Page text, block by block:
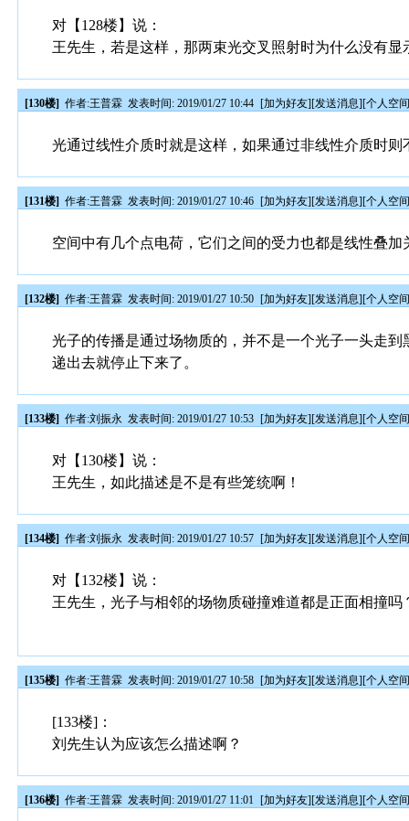
对【128楼】说：
王先生，若是这样，那两束光交叉照射时为什么没有显
[130楼] 作者:王普霖 发表时间: 2019/01/27 10:44 [加为好友][发送消息][个人空
光通过线性介质时就是这样，如果通过非线性介质时则
[131楼] 作者:王普霖 发表时间: 2019/01/27 10:46 [加为好友][发送消息][个人空
空间中有几个点电荷，它们之间的受力也都是线性叠加
[132楼] 作者:王普霖 发表时间: 2019/01/27 10:50 [加为好友][发送消息][个人空
光子的传播是通过场物质的，并不是一个光子一头走
递出去就停止下来了。
[133楼] 作者:刘振永 发表时间: 2019/01/27 10:53 [加为好友][发送消息][个人空
对【130楼】说：
王先生，如此描述是不是有些笼统啊！
[134楼] 作者:刘振永 发表时间: 2019/01/27 10:57 [加为好友][发送消息][个人空
对【132楼】说：
王先生，光子与相邻的场物质碰撞难道都是正面相撞吗
[135楼] 作者:王普霖 发表时间: 2019/01/27 10:58 [加为好友][发送消息][个人空
[133楼]：
刘先生认为应该怎么描述啊？
[136楼] 作者:王普霖 发表时间: 2019/01/27 11:01 [加为好友][发送消息][个人空